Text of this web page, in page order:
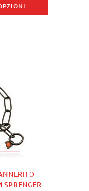
SPRENGER